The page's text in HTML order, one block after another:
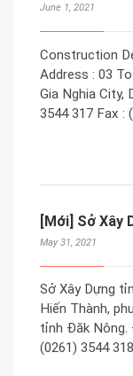
June 1, 2021
Construction
Address : 03
Gia Nghia City,
3544 317 Fax :
[Mới] Sở Xây
May 31, 2021
Sở Xây Dựng
Hiến Thành,
tỉnh Đăk Nông.
(0261) 3544